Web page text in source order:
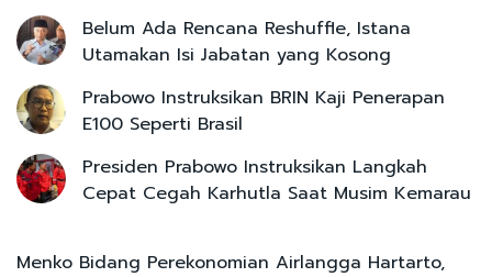
Belum Ada Rencana Reshuffle, Istana
Utamakan Isi Jabatan yang Kosong
Prabowo Instruksikan BRIN Kaji Penerapan
E100 Seperti Brasil
Presiden Prabowo Instruksikan Langkah
Cepat Cegah Karhutla Saat Musim Kemarau
Menko Bidang Perekonomian Airlangga Hartarto,